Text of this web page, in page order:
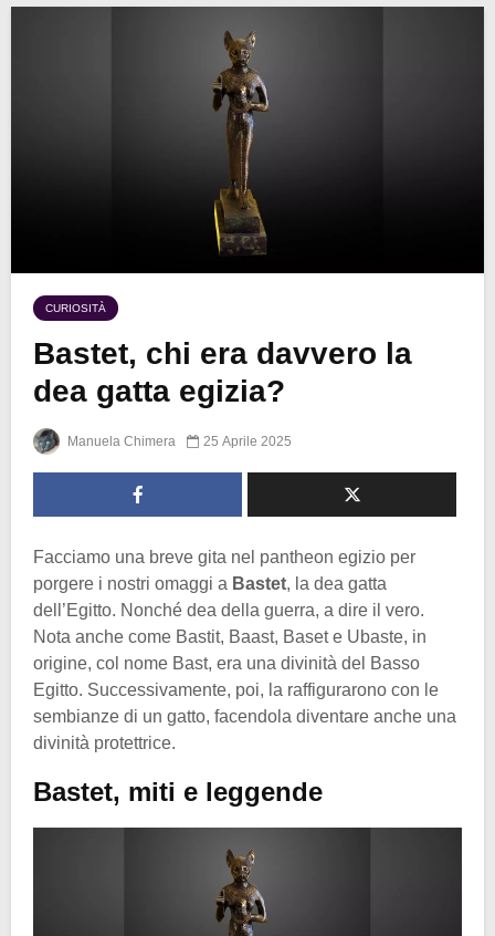
CURIOSITÀ
Bastet, chi era davvero la
dea gatta egizia?
Manuela Chimera 25 Aprile 2025
Facciamo una breve gita nel pantheon egizio per
porgere i nostri omaggi a Bastet, la dea gatta
dell’Egitto. Nonché dea della guerra, a dire il vero.
Nota anche come Bastit, Baast, Baset e Ubaste, in
origine, col nome Bast, era una divinità del Basso
Egitto. Successivamente, poi, la raffigurarono con le
sembianze di un gatto, facendola diventare anche una
divinità protettrice.
Bastet, miti e leggende